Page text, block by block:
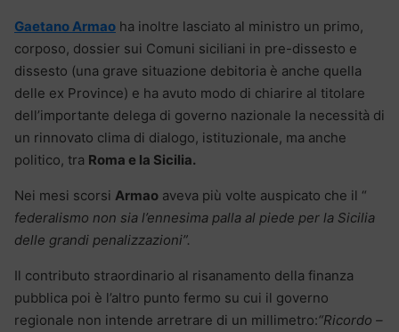
Gaetano Armao ha inoltre lasciato al ministro un primo,
corposo, dossier sui Comuni siciliani in pre-dissesto e
dissesto (una grave situazione debitoria è anche quella
delle ex Province) e ha avuto modo di chiarire al titolare
dell’importante delega di governo nazionale la necessità di
un rinnovato clima di dialogo, istituzionale, ma anche
politico, tra Roma e la Sicilia.
Nei mesi scorsi Armao aveva più volte auspicato che il “
federalismo non sia l’ennesima palla al piede per la Sicilia
delle grandi penalizzazioni”.
Il contributo straordinario al risanamento della finanza
pubblica poi è l’altro punto fermo su cui il governo
regionale non intende arretrare di un millimetro:“Ricordo –